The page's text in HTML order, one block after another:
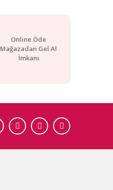
Online Öde
Mağazadan Gel Al
İmkanı